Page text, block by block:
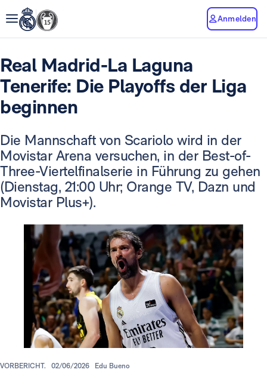
Anmelden
Real Madrid-La Laguna
Tenerife: Die Playoffs der Liga
beginnen
Die Mannschaft von Scariolo wird in der
Movistar Arena versuchen, in der Best-of-
Three-Viertelfinalserie in Führung zu gehen
(Dienstag, 21:00 Uhr; Orange TV, Dazn und
Movistar Plus+).
VORBERICHT. 02/06/2026 Edu Bueno